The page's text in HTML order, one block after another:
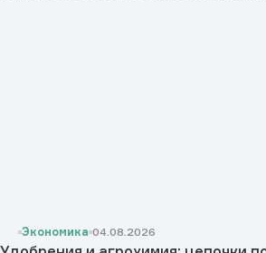
Экономика 04.08.2026